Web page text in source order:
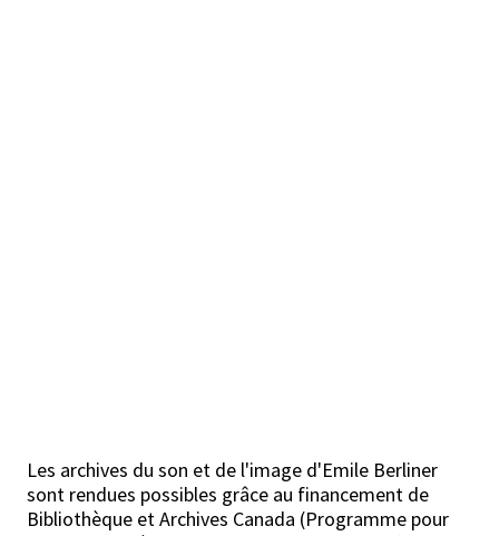
Les archives du son et de l'image d'Emile Berliner
sont rendues possibles grâce au financement de
Bibliothèque et Archives Canada (Programme pour